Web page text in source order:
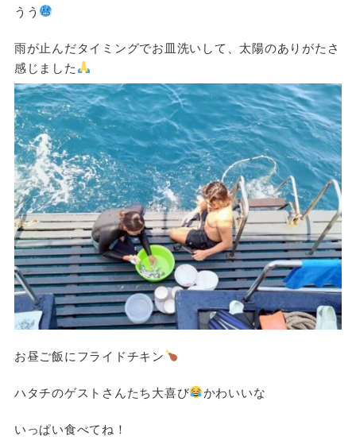
うう
雨が止んだタイミングでお皿洗いして、太陽のありがたさ
感じました
お昼ご飯にフライドチキン
ハタチのゲストさんたち大喜び かわいいな
いっぱい食べてね！